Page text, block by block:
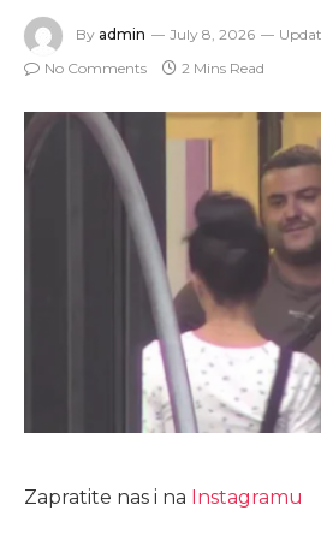
By admin July 8, 2026
No Comments
2 Mins Read
Zapratite nas i na Instagramu